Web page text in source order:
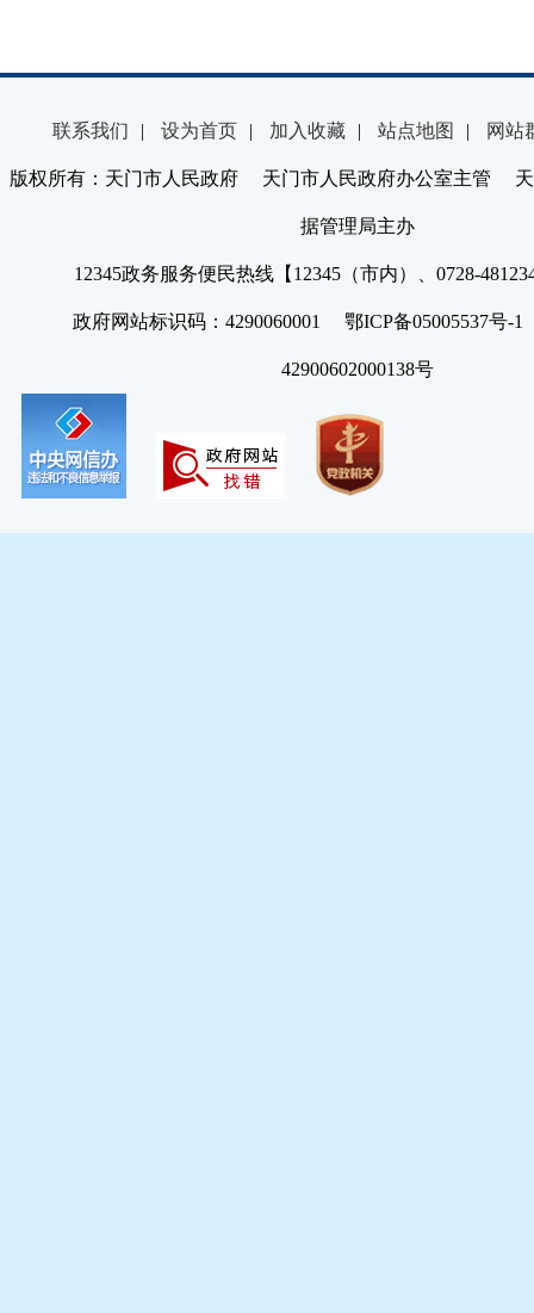
联系我们 | 设为首页 | 加入收藏 | 站点地图 | 网站
版权所有：天门市人民政府 天门市人民政府办公室主管 天
据管理局主办
12345政务服务便民热线【12345（市内）、0728-
政府网站标识码：4290060001 鄂ICP备05005537号
42900602000138号